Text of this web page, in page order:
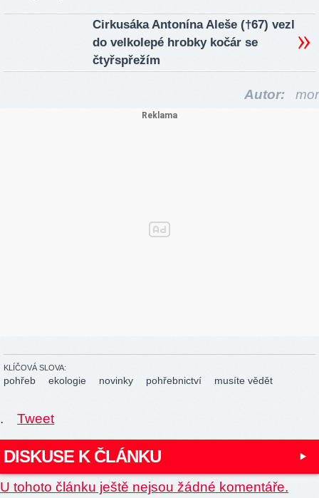
Cirkusáka Antonína Aleše (†67) vezl
do velkolepé hrobky kočár se
čtyřspřežím
Autor: mor
KLÍČOVÁ SLOVA:
pohřeb ekologie novinky pohřebnictví musíte vědět
. Tweet
DISKUSE K ČLÁNKU
U tohoto článku ještě nejsou žádné komentáře.